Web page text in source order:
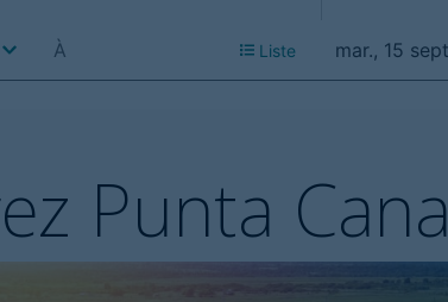
Punta Cana